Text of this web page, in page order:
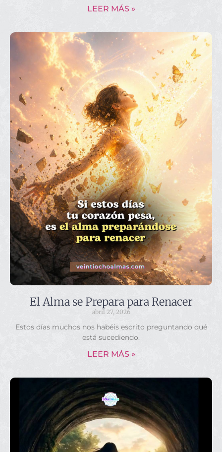
LEER MÁS »
El Alma se Prepara para Renacer
abril 27, 2026
Estos días muchos nos habéis escrito preguntando qué
está sucediendo.
LEER MÁS »